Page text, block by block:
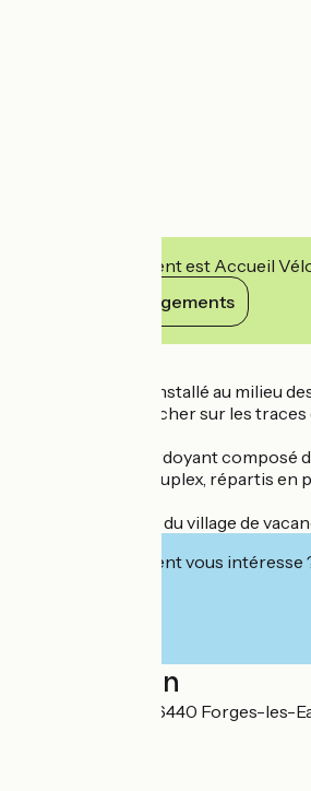
Cet établissement est Accueil
Voir ses engagements
Magnifiquement installé au milieu
vous pourrez marcher sur les
Dans un cadre verdoyant composé
plain-pied ou en duplex, répartis
Chaque logement du village de
Cet établissement vous
Localisation
Rue Pierre Blot 76440 Forges-les-